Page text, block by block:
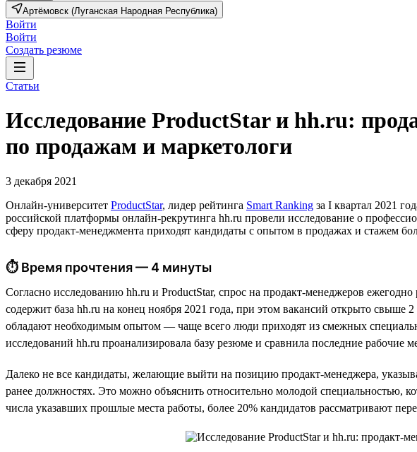
Артёмовск (Луганская Народная Республика)
Войти
Войти
Создать резюме
Статьи
Исследование ProductStar и hh.ru:
по продажам и маркетологи
3 декабря 2021
Онлайн-университет ProductStar, лидер рейтинга Smart Ranking за I квартал 2021
российской платформы онлайн-рекрутинга hh.ru провели исследование о
сферу продакт-менеджмента приходят кандидаты с опытом в продажах и стажем
⏱ Время прочтения — 4 минуты
Согласно исследованию hh.ru и ProductStar, спрос на продакт-менеджеров
содержит база hh.ru на конец ноября 2021 года, при этом вакансий открыто
обладают необходимым опытом — чаще всего люди приходят из смежных
исследований hh.ru проанализировала базу резюме и сравнила последние рабочие
Далеко не все кандидаты, желающие выйти на позицию продакт-менеджера,
ранее должностях. Это можно объяснить относительно молодой специальностью,
числа указавших прошлые места работы, более 20% кандидатов рассматривают